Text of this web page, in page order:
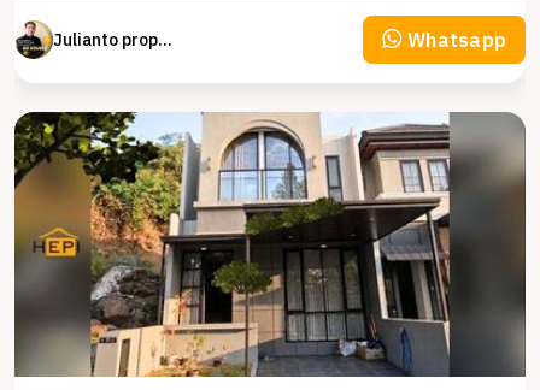
Julianto property Julianto Whatsapp